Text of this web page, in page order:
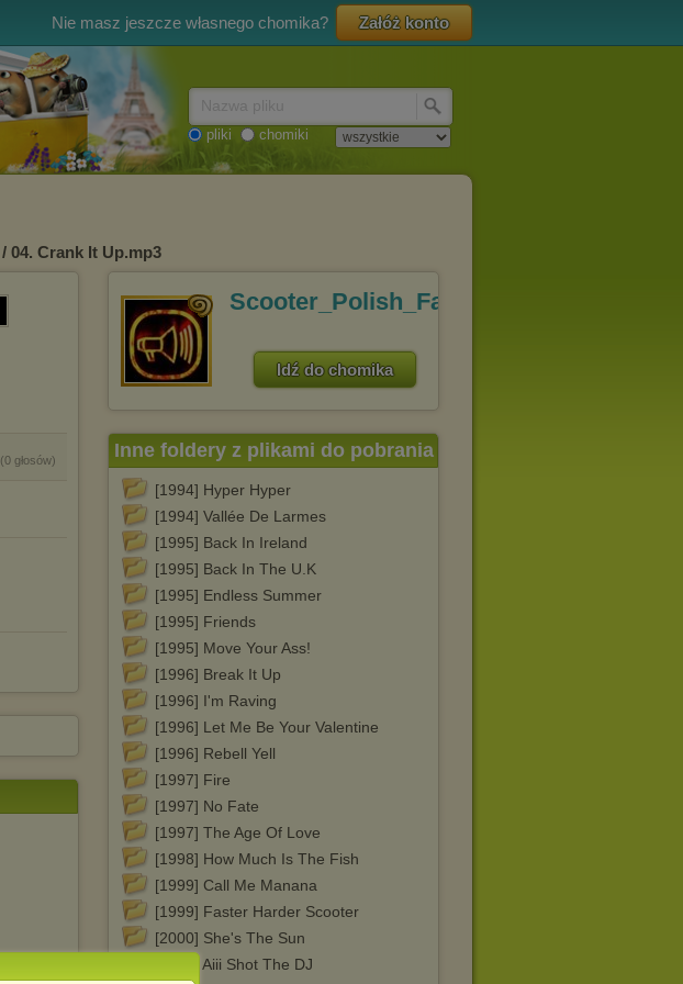
Nie masz jeszcze własnego chomika? Załóż konto
pliki chomiki
/ 04. Crank It Up.mp3
(0 głosów)
Scooter_Polish_Fans
Idź do chomika
Inne foldery z plikami do pobrania
[1994] Hyper Hyper
[1994] Vallée De Larmes
[1995] Back In Ireland
[1995] Back In The U.K
[1995] Endless Summer
[1995] Friends
[1995] Move Your Ass!
[1996] Break It Up
[1996] I'm Raving
[1996] Let Me Be Your Valentine
[1996] Rebell Yell
[1997] Fire
[1997] No Fate
[1997] The Age Of Love
[1998] How Much Is The Fish
[1999] Call Me Manana
[1999] Faster Harder Scooter
[2000] She's The Sun
[2001] Aiii Shot The DJ